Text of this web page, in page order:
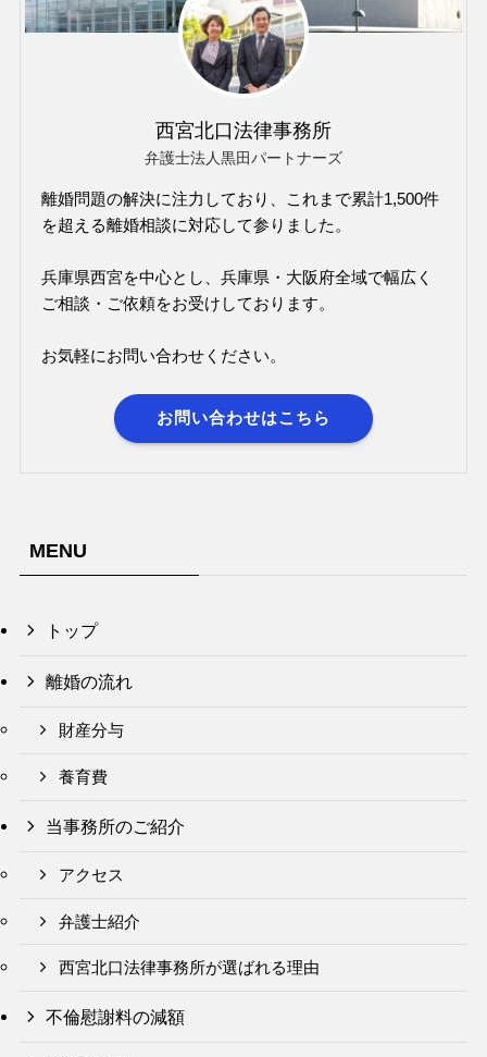
西宮北口法律事務所
弁護士法人黒田パートナーズ
離婚問題の解決に注力しており、これまで累計1,500件
を超える離婚相談に対応して参りました。
兵庫県西宮を中心とし、兵庫県・大阪府全域で幅広く
ご相談・ご依頼をお受けしております。
お気軽にお問い合わせください。
お問い合わせはこちら
MENU
トップ
離婚の流れ
財産分与
養育費
当事務所のご紹介
アクセス
弁護士紹介
西宮北口法律事務所が選ばれる理由
不倫慰謝料の減額